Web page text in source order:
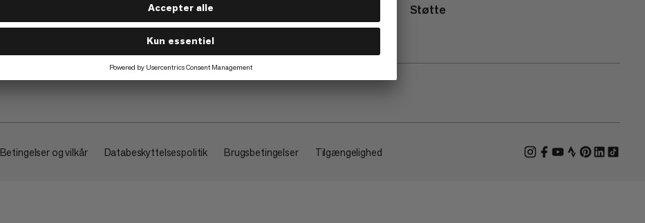
Om Støtte
Betingelser og vilkår Databeskyttelsespolitik Brugsbetingelser Tilgængelighed